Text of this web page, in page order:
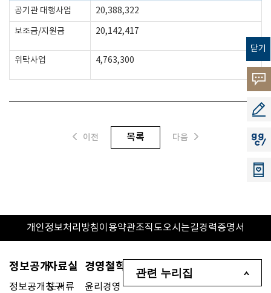
닫기
고객의
소리
공모
지지
공기관 대행사업 20,388,322
보조금/지원금 20,142,417
위탁사업 4,763,300
이전 목록 다음
개인정보처리방침이용약관조직도오시는길경력증명서
정보공개
정보공개청구
자료실
도서류
경영철학
윤리경영
관련 누리집